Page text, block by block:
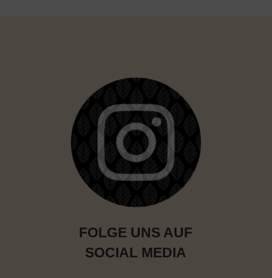
FOLGE UNS AUF
SOCIAL MEDIA